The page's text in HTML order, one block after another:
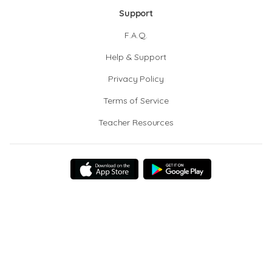
Support
F.A.Q.
Help & Support
Privacy Policy
Terms of Service
Teacher Resources